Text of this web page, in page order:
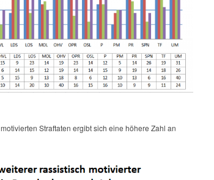
Straftaten ergibt sich eine höhere Zahl an